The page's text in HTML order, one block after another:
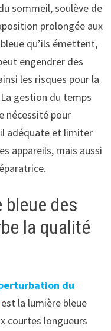
sommeil, soulève de
prolongée aux
qu’ils émettent,
engendrer des
les risques pour la
gestion du temps
nécessité pour
adéquate et limiter
appareils, mais aussi
bleue des
la qualité
du
la lumière bleue
courtes longueurs